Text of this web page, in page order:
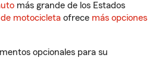
más grande de los Estados
motocicleta ofrece más opciones
opcionales para su